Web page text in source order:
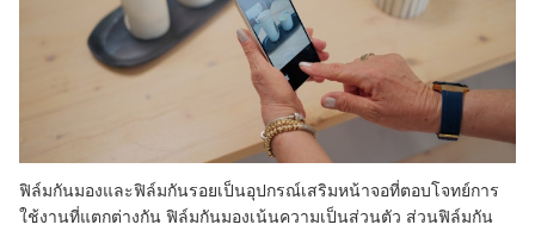
ฟิล์มกันมองและฟิล์มกันรอยเป็นอุปกรณ์เสริมหน้าจอที่ตอบโจทย์การ
ใช้งานที่แตกต่างกัน ฟิล์มกันมองเน้นความเป็นส่วนตัว ส่วนฟิล์มกัน